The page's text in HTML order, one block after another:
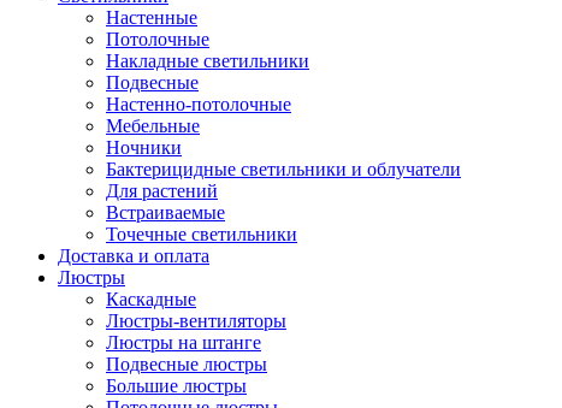
Настенные
Потолочные
Накладные светильники
Подвесные
Настенно-потолочные
Мебельные
Ночники
Бактерицидные светильники и облучатели
Для растений
Встраиваемые
Точечные светильники
Доставка и оплата
Люстры
Каскадные
Люстры-вентиляторы
Люстры на штанге
Подвесные люстры
Большие люстры